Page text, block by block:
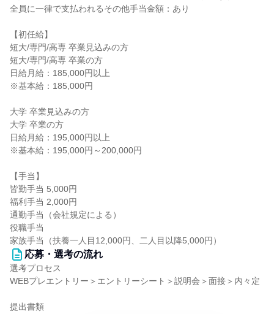
全員に一律で支払われるその他手当金額：あり
【初任給】
短大/専門/高専 卒業見込みの方
短大/専門/高専 卒業の方
日給月給：185,000円以上
※基本給：185,000円
大学 卒業見込みの方
大学 卒業の方
日給月給：195,000円以上
※基本給：195,000円～200,000円
【手当】
皆勤手当 5,000円
福利手当 2,000円
通勤手当（会社規定による）
役職手当
家族手当（扶養一人目12,000円、二人目以降5,000円）
応募・選考の流れ
選考プロセス
WEBプレエントリー＞エントリーシート＞説明会＞面接＞内々定
提出書類